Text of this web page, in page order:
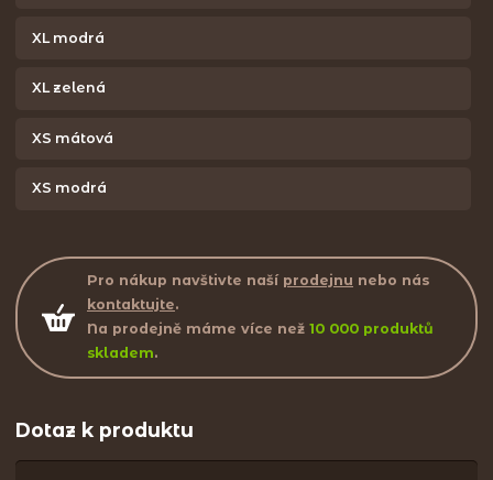
XL modrá
XL zelená
XS mátová
XS modrá
Pro nákup navštivte naší prodejnu nebo nás
kontaktujte.
Na prodejně máme více než 10 000 produktů
skladem.
Dotaz k produktu